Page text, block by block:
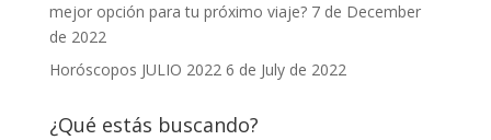
mejor opción para tu próximo viaje? 7 de December
de 2022
Horóscopos JULIO 2022 6 de July de 2022
¿Qué estás buscando?